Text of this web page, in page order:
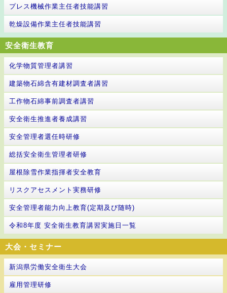
プレス機械作業主任者技能講習
乾燥設備作業主任者技能講習
安全衛生教育
化学物質管理者講習
建築物石綿含有建材調査者講習
工作物石綿事前調査者講習
安全衛生推進者養成講習
安全管理者選任時研修
総括安全衛生管理者研修
屋根除雪作業指揮者安全教育
リスクアセスメント実務研修
安全管理者能力向上教育(定期及び随時)
令和8年度 安全衛生教育講習実施日一覧
大会・セミナー
新潟県労働安全衛生大会
雇用管理研修